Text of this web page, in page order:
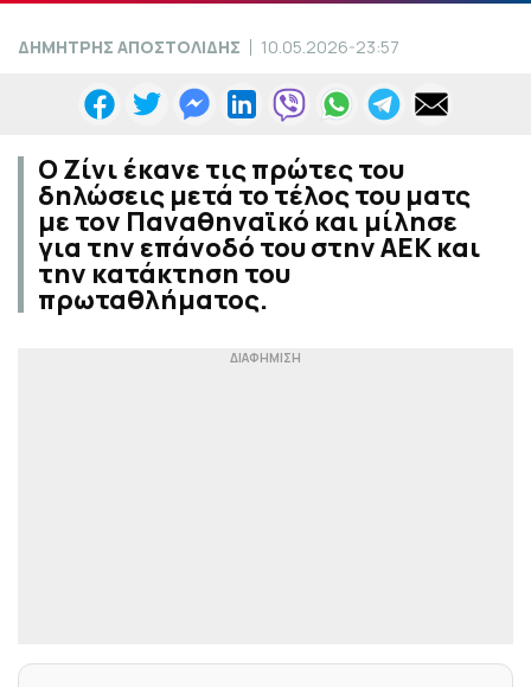
ΔΗΜΗΤΡΗΣ ΑΠΟΣΤΟΛΙΔΗΣ 10.05.2026-23:57
Ο Ζίνι έκανε τις πρώτες του
δηλώσεις μετά το τέλος του ματς
με τον Παναθηναϊκό και μίλησε
για την επάνοδό του στην ΑΕΚ και
την κατάκτηση του
πρωταθλήματος.